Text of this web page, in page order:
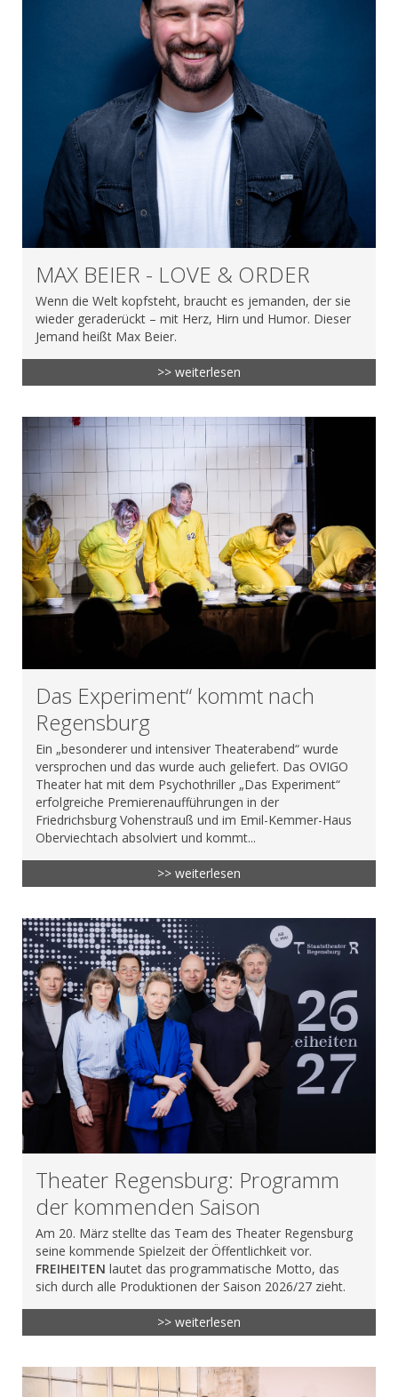
MAX BEIER - LOVE & ORDER
Wenn die Welt kopfsteht, braucht es jemanden, der sie
wieder geraderückt – mit Herz, Hirn und Humor. Dieser
Jemand heißt Max Beier.
>> weiterlesen
Das Experiment“ kommt nach
Regensburg
Ein „besonderer und intensiver Theaterabend“ wurde
versprochen und das wurde auch geliefert. Das OVIGO
Theater hat mit dem Psychothriller „Das Experiment“
erfolgreiche Premierenaufführungen in der
Friedrichsburg Vohenstrauß und im Emil-Kemmer-Haus
Oberviechtach absolviert und kommt...
>> weiterlesen
Theater Regensburg: Programm
der kommenden Saison
Am 20. März stellte das Team des Theater Regensburg
seine kommende Spielzeit der Öffentlichkeit vor.
FREIHEITEN lautet das programmatische Motto, das
sich durch alle Produktionen der Saison 2026/27 zieht.
>> weiterlesen